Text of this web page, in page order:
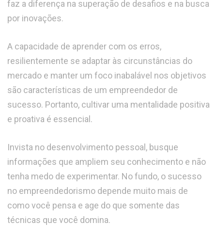
faz a diferença na superação de desafios e na busca
por inovações.
A capacidade de aprender com os erros,
resilientemente se adaptar às circunstâncias do
mercado e manter um foco inabalável nos objetivos
são características de um empreendedor de
sucesso. Portanto, cultivar uma mentalidade positiva
e proativa é essencial.
Invista no desenvolvimento pessoal, busque
informações que ampliem seu conhecimento e não
tenha medo de experimentar. No fundo, o sucesso
no empreendedorismo depende muito mais de
como você pensa e age do que somente das
técnicas que você domina.